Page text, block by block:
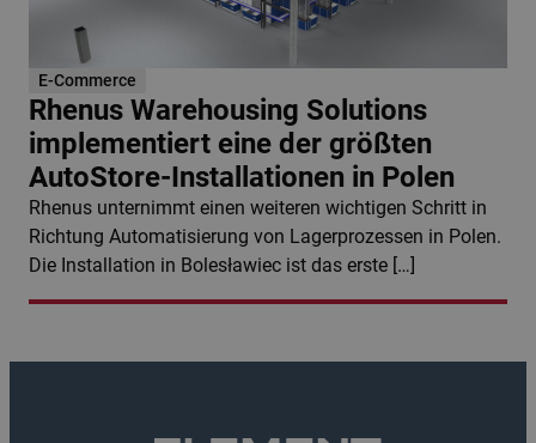
E-Commerce
Rhenus Warehousing Solutions
implementiert eine der größten
AutoStore-Installationen in Polen
Rhenus unternimmt einen weiteren wichtigen Schritt in
Richtung Automatisierung von Lagerprozessen in Polen.
Die Installation in Bolesławiec ist das erste […]